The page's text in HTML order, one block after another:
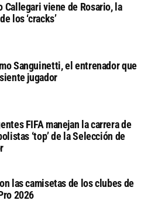
Callegari viene de Rosario, la
los ‘cracks’
Sanguinetti, el entrenador que
jugador
FIFA manejan la carrera de
‘top’ de la Selección de
las camisetas de los clubes de
2026